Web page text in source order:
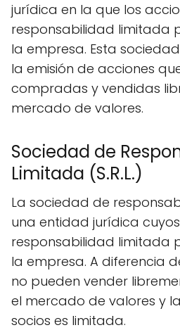
jurídica en la que los
responsabilidad limitada
la empresa. Esta
la emisión de acciones
compradas y vendidas
mercado de valores.
Sociedad de
Limitada (S.R.L.)
La sociedad de
una entidad jurídica
responsabilidad limitada
la empresa. A diferencia
no pueden vender
el mercado de valores y
socios es limitada.